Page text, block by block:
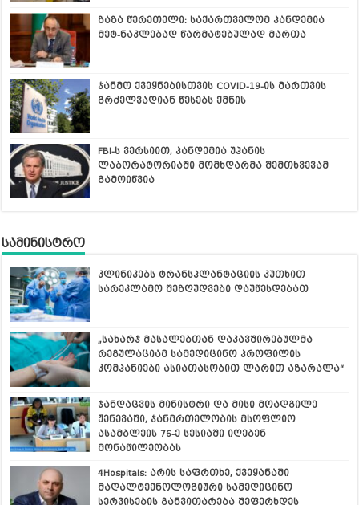
ზაზა წერეთელი: საქართველომ პანდემია
მეტ-ნაკლებად წარმატებულად მართა
ჯანმო ქვეყნებისთვის COVID-19-ის მართვის
გრძელვადიან წესებს ქმნის
FBI-ს ვერსიით, პანდემია უჰანის
ლაბორატორიაში მომხდარმა შემთხვევამ
გამოიწვია
სამინისტრო
კლინიკებს ტრანსპლანტაციის კუთხით
სარეკლამო შეზღუდვები დაუწესდებათ
„სახარჯ მასალებთან დაკავშირებულმა
რეგულაციამ სამედიცინო პროფილის
კომპანიები ასიათასობით ლარით აზარალა“
ჯანდაცვის მინისტრი და მისი მოადგილე
ჟენევაში, ჯანმრთელობის მსოფლიო
ასამბლეის 76-ე სესიაში იღებენ
მონაწილეობას
4Hospitals: არის საფრთხე, ქვეყანაში
მაღალტექნოლოგიური სამედიცინო
სერვისების განვითარება შეფერხდეს